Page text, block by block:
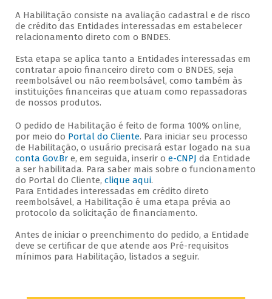
A Habilitação consiste na avaliação cadastral e de risco
de crédito das Entidades interessadas em estabelecer
relacionamento direto com o BNDES.
Esta etapa se aplica tanto a Entidades interessadas em
contratar apoio financeiro direto com o BNDES, seja
reembolsável ou não reembolsável, como também às
instituições financeiras que atuam como repassadoras
de nossos produtos.
O pedido de Habilitação é feito de forma 100% online,
por meio do Portal do Cliente. Para iniciar seu processo
de Habilitação, o usuário precisará estar logado na sua
conta Gov.Bre, em seguida, inserir o e-CNPJ da Entidade
a ser habilitada. Para saber mais sobre o funcionamento
do Portal do Cliente, clique aqui.
Para Entidades interessadas em crédito direto
reembolsável, a Habilitação é uma etapa prévia ao
protocolo da solicitação de financiamento.
Antes de iniciar o preenchimento do pedido, a Entidade
deve se certificar de que atende aos Pré-requisitos
mínimos para Habilitação, listados a seguir.